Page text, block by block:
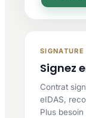
SIGNATURE
Signez
Contrat
eIDAS,
Plus